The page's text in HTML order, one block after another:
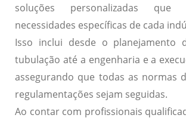
soluções personalizadas que
necessidades específicas de cada
Isso inclui desde o planejamento
tubulação até a engenharia e a
assegurando que todas as normas
regulamentações sejam seguidas.
Ao contar com profissionais